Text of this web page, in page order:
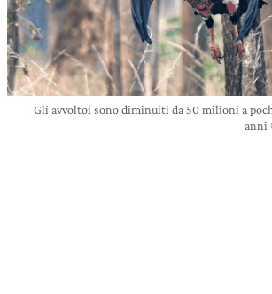
Gli avvoltoi sono diminuiti da 50 milioni a
anni